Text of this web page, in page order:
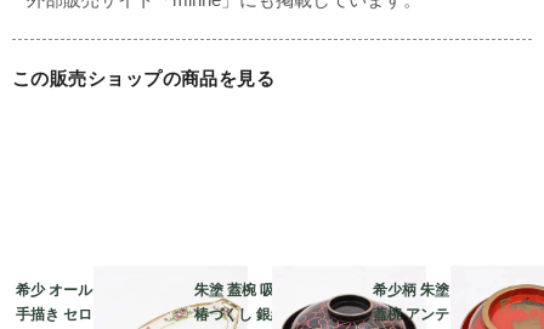
送り希望の場合は、直接配送担当業者と日程をご調整の上お
受取りをお願いいたします。
この販売ショップの商品を見る
希少 オールドノリタケ
手描き セロリ皿 変形皿
朱塗 蓋椀 吸物椀 花柄
椿づくし 銀縁 アンティ
希少柄 朱塗り 蒔絵入り
蓋椀 アンティーク 骨董